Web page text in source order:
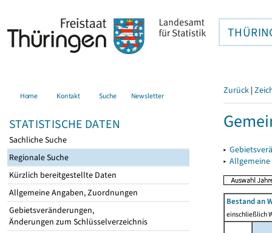
Home Kontakt Suche Newsletter
STATISTISCHE DATEN
Sachliche Suche
Regionale Suche
Kürzlich bereitgestellte Daten
Allgemeine Angaben, Zuordnungen
Gebietsveränderungen,
Änderungen zum Schlüsselverzeichnis
Zurück |
▸
▸
Bestand an
einschließlich